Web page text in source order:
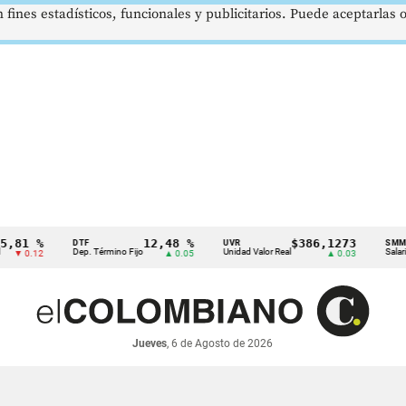
DTF
Dep. Término Fijo
12,48 %
▲ 0.05
UVR
Unidad Valor Real
$386,1273 SMMLV
Salario
Jueves, 6 de Agosto de 2026
estadísticos, funcionales y publicitarios. Puede aceptarlas